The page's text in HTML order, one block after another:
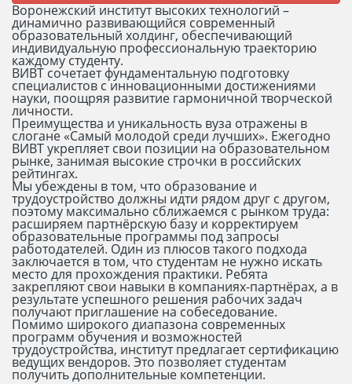
Воронежский институт высоких технологий –
динамично развивающийся современный
образовательный холдинг, обеспечивающий
индивидуальную профессиональную траекторию
каждому студенту.
ВИВТ сочетает фундаментальную подготовку
специалистов с инновационными достижениями
науки, поощряя развитие гармоничной творческой
личности.
Преимущества и уникальность вуза отражены в
слогане «Самый молодой среди лучших». Ежегодно
ВИВТ укрепляет свои позиции на образовательном
рынке, занимая высокие строчки в российских
рейтингах.
Мы убеждены в том, что образование и
трудоустройство должны идти рядом друг с другом,
поэтому максимально сближаемся с рынком труда:
расширяем партнёрскую базу и корректируем
образовательные программы под запросы
работодателей. Один из плюсов такого подхода
заключается в том, что студентам не нужно искать
место для прохождения практики. Ребята
закрепляют свои навыки в компаниях-партнёрах, а в
результате успешного решения рабочих задач
получают приглашение на собеседование.
Помимо широкого диапазона современных
программ обучения и возможностей
трудоустройства, институт предлагает сертификацию
ведущих вендоров. Это позволяет студентам
получить дополнительные компетенции.